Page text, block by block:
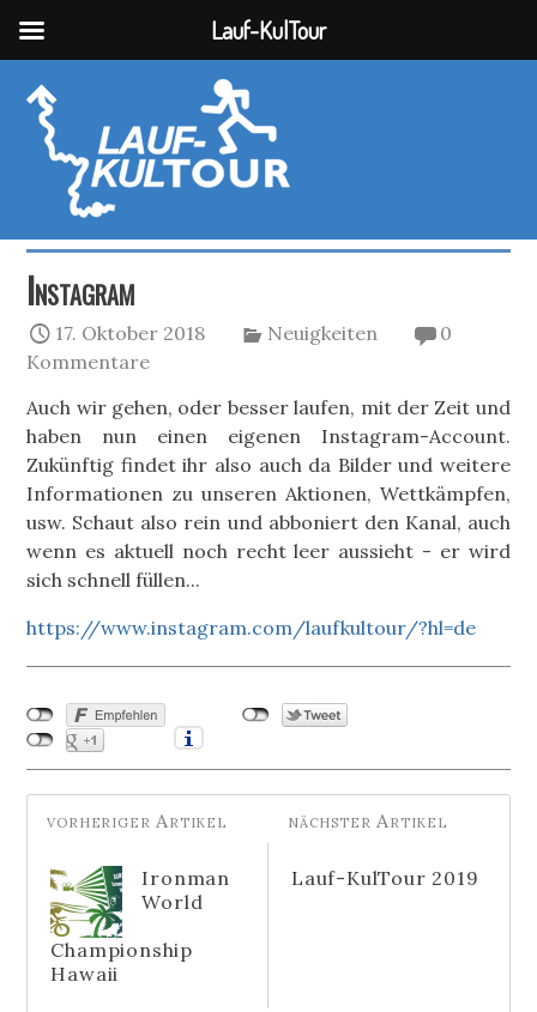
Instagram
17. Oktober 2018 Neuigkeiten
0
Kommentare
Auch wir gehen, oder besser laufen, mit der Zeit und
haben nun einen eigenen Instagram-Account.
Zukünftig findet ihr also auch da Bilder und weitere
Informationen zu unseren Aktionen, Wettkämpfen,
usw. Schaut also rein und abboniert den Kanal, auch
wenn es aktuell noch recht leer aussieht - er wird
sich schnell füllen...
https://www.instagram.com/laufkultour/?hl=de
Ironman
World
Championship
Hawaii
Lauf-KulTour 2019
Lauf-KulTour